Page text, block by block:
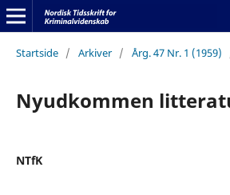
Startside / Arkiver / Årg. 47 Nr. 1 (1959)
Nyudkommen
NTfK